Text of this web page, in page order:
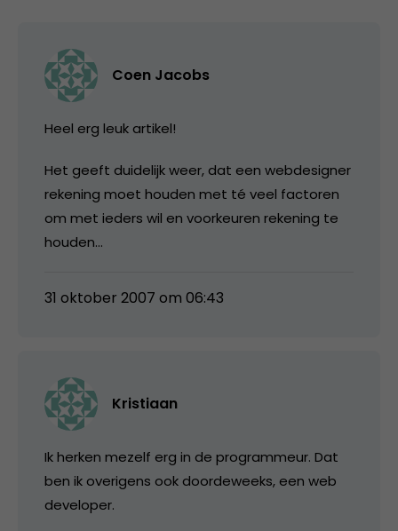
Coen Jacobs
Heel erg leuk artikel!
Het geeft duidelijk weer, dat een webdesigner
rekening moet houden met té veel factoren
om met ieders wil en voorkeuren rekening te
houden…
31 oktober 2007 om 06:43
Kristiaan
Ik herken mezelf erg in de programmeur. Dat
ben ik overigens ook doordeweeks, een web
developer.